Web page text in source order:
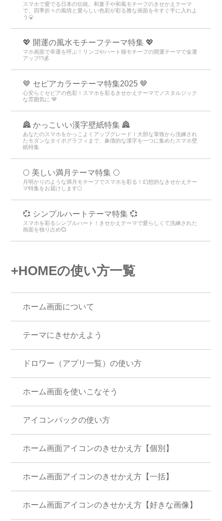
スマホで愛でる日本の伝統。和菓子や和風モチーフのきせかえテーマ
で、四季折々の風情と愛らしい色彩が彩る雅な画面を今すぐ手に入れよ
う🍘
💖 開運の風水モチーフテーマ特集 💖
マホ画面で幸運を呼ぶ！リンゴやハート猫モチーフの開運テーマで金運
アップ!?💰
🤎 セピアカラーテーマ特集2025 🤎
心安らぐセピアの色彩！スマホを彩るきせかえテーマでノスタルジック
な雰囲気に 🤎
🏯 かっこいい漢字壁紙特集 🏯
あなたのスマホをかっこよくアップグレード！大胆な筆致から洗練され
たモダンなタイポグラフィまで、象徴的な漢字を一つに集めたスマホ壁
紙特集
🌕 美しい満月テーマ特集 🌕
月明かりのような満月モチーフでスマホを彩る！幻想的なきせかえテー
マ特集をお届けします🌕
💞 シンプルハートテーマ特集 💞
スマホを彩るシンプルハート！きせかえテーマで愛らしくて洗練された
画面を独り占め💞
+HOMEの使い方一覧
ホーム画面について
テーマにきせかえよう
ドロワー（アプリ一覧）の使い方
ホーム画面を使いこなそう
アイコンパックの使い方
ホーム画面アイコンのきせかえ方【個別】
ホーム画面アイコンのきせかえ方【一括】
ホーム画面アイコンのきせかえ方【好きな画像】